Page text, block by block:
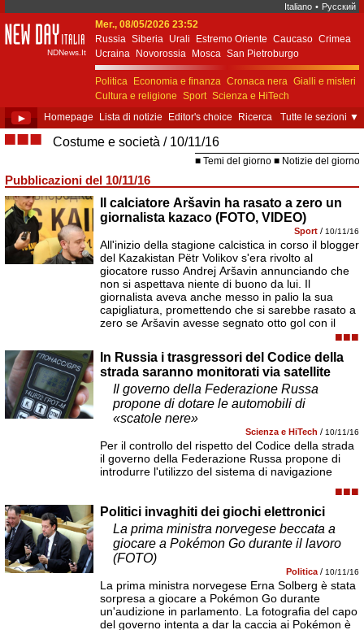
Italiano • Русский
New Day Italia
NDNews.It
Mer., 08/05/2026 23:52
Russia Siberia Urali Estremo Oriente Caucaso Crimea
Ucraina
Novorossia Mosca San Pietroburgo
Ekaterinburgo Kiev Simferopol
Sebastopoli
Politica
Economia e finanza Cronaca nera Gialli e misteri
Cultura e religione Sport Scienza e HiTech
Costume e società
Unione Europea
► Homepage Lista di notizie Editor's choice Ricerca Tutte le sezioni ▼
■■■ Costume e società 10/11/16
Temi del giorno Notizie del giorno
Pubblicazioni del 10/11/16
Il calciatore Aršavin ha rasato a zero un
giornalista kazaco (FOTO, VIDEO)
Sport / 10/11/16
All'inizio della stagione calcistica in corso il blogger
del Kazakistan Pëtr Volikov s'era rivolto al
giocatore russo Andrej Aršavin annunciando che
non si aspettava niente di buono da lui. Il
giornalista aveva anche messo in palio la sua
capigliatura, promettendo che si sarebbe rasato a
zero se Aršavin avesse segnato otto gol con il
■■■
In Russia i trasgressori del Codice della
strada saranno monitorati via satellite
Il governo della Federazione Russa
propone di dotare le automobili di
«scatole nere»
Scienza e HiTech / 10/11/16
Per il controllo del rispetto del Codice della strada
il governo della Federazione Russa propone di
introdurre l'utilizzo del sistema di navigazione
■■■
Politici invaghiti dei giochi elettronici
La prima ministra norvegese beccata a
giocare a Pokémon Go durante il lavoro
(FOTO)
Politica / 10/11/16
La prima ministra norvegese Erna Solberg è stata
sorpresa a giocare a Pokémon Go durante
un'audizione in parlamento. La fotografia del capo
del governo intenta a dar la caccia ai Pokémon è